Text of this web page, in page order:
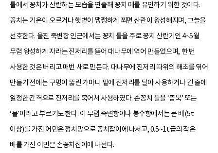
틀에서 꽁치가 산란하는 모습을 연출해 꽁치 떼를 유인하기 위한 것이다.
꽁치는 기온이 오르거나 햇볕이 쨍쨍하게 쬐면 산란이 왕성해지며, 그늘을
선호한다. 울진 죽변항 인근에서는 꽁치 틀을 주로 꽁치 산란기인 4~5월
무렵 왕성하게 자라는 진저리를 뜯어 대나무에 엮어 만들었으며, 한 번
사용한 것은 버리고 매번 새로 만든다. 대나무에 진저리 따위의 해초를 엮어
만들기 전에는 구멍이 뚫린 가마니 밑에 진저리를 달아 사용하거나 긴 줄에
일정한 간격으로 진저리를 묶어서 사용하였다. 손꽁치 틀을 ‘뜸북’ 또는
‘몰’이라고 부르기도 한다. 이 무렵 죽변항이나 봉수항에서는 큰 배(5t
이상)를 가진 어민은 정치망으로 꽁치잡이에 나서고, 0.5~1t급의 작은
배를 가진 어민은 손꽁치잡이에 나선다.